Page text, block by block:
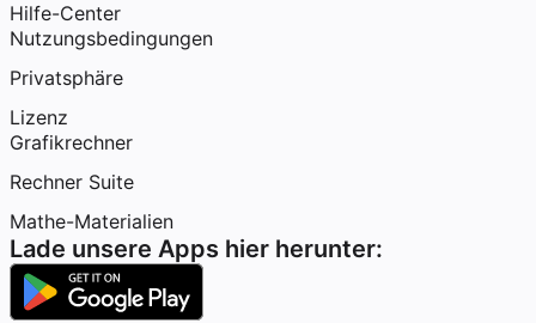
Hilfe-Center
Nutzungsbedingungen
Privatsphäre
Lizenz
Grafikrechner
Rechner Suite
Mathe-Materialien
Lade unsere Apps hier herunter: